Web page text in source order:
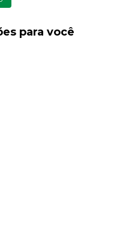
para você